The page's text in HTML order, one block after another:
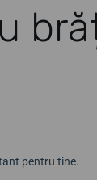
pentru tine.